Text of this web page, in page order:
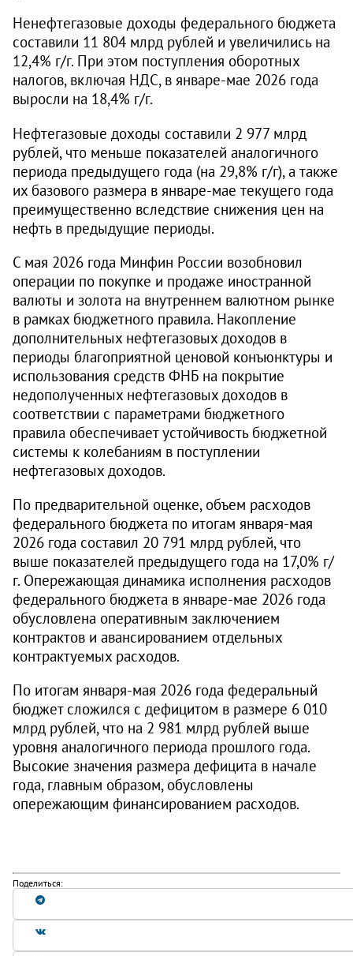
Ненефтегазовые доходы федерального бюджета
составили 11 804 млрд рублей и увеличились на
12,4% г/г. При этом поступления оборотных
налогов, включая НДС, в январе-мае 2026 года
выросли на 18,4% г/г.
Нефтегазовые доходы составили 2 977 млрд
рублей, что меньше показателей аналогичного
периода предыдущего года (на 29,8% г/г), а также
их базового размера в январе-мае текущего года
преимущественно вследствие снижения цен на
нефть в предыдущие периоды.
С мая 2026 года Минфин России возобновил
операции по покупке и продаже иностранной
валюты и золота на внутреннем валютном рынке
в рамках бюджетного правила. Накопление
дополнительных нефтегазовых доходов в
периоды благоприятной ценовой конъюнктуры и
использования средств ФНБ на покрытие
недополученных нефтегазовых доходов в
соответствии с параметрами бюджетного
правила обеспечивает устойчивость бюджетной
системы к колебаниям в поступлении
нефтегазовых доходов.
По предварительной оценке, объем расходов
федерального бюджета по итогам января-мая
2026 года составил 20 791 млрд рублей, что
выше показателей предыдущего года на 17,0% г/
г. Опережающая динамика исполнения расходов
федерального бюджета в январе-мае 2026 года
обусловлена оперативным заключением
контрактов и авансированием отдельных
контрактуемых расходов.
По итогам января-мая 2026 года федеральный
бюджет сложился с дефицитом в размере 6 010
млрд рублей, что на 2 981 млрд рублей выше
уровня аналогичного периода прошлого года.
Высокие значения размера дефицита в начале
года, главным образом, обусловлены
опережающим финансированием расходов.
Поделиться: